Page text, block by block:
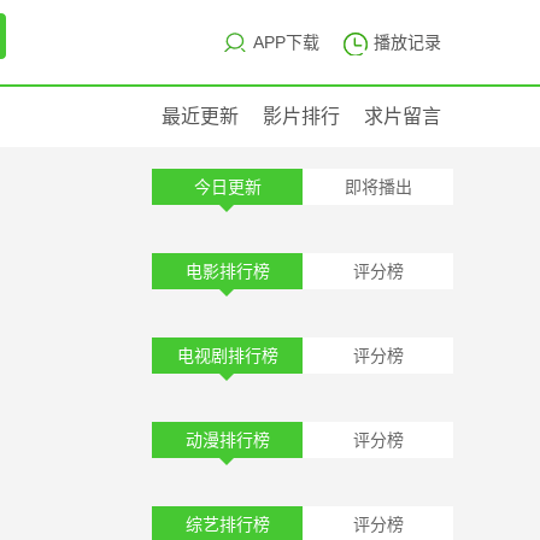
APP下载 播放记录
最近更新 影片排行 求片留言
今日更新 即将播出
电影排行榜 评分榜
电视剧排行榜 评分榜
动漫排行榜 评分榜
综艺排行榜 评分榜